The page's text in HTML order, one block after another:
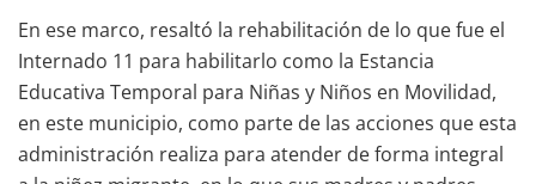
En ese marco, resaltó la rehabilitación de lo que fue el
Internado 11 para habilitarlo como la Estancia
Educativa Temporal para Niñas y Niños en Movilidad,
en este municipio, como parte de las acciones que esta
administración realiza para atender de forma integral